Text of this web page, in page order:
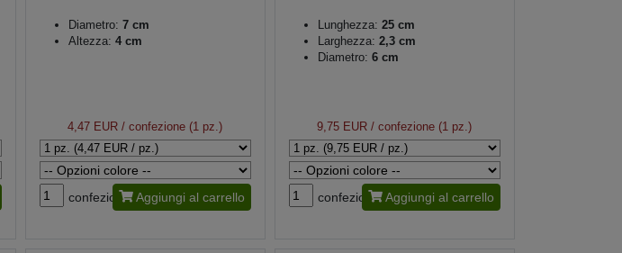
Diametro: 7 cm
Altezza: 4 cm
4,47 EUR / confezione (1 pz.)
confezione Aggiungi al carrello
Lunghezza: 25 cm
Larghezza: 2,3 cm
Diametro: 6 cm
9,75 EUR / confezione (1 pz.)
confezione Aggiungi al carrello